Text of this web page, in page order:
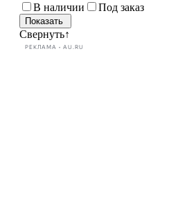
В наличии Под заказ
Свернуть↑
РЕКЛАМА • AU.RU